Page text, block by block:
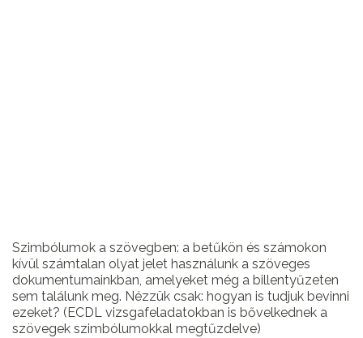
Szimbólumok a szövegben: a betűkön és számokon
kívül számtalan olyat jelet használunk a szöveges
dokumentumainkban, amelyeket még a billentyűzeten
sem találunk meg. Nézzük csak: hogyan is tudjuk bevinni
ezeket? (ECDL vizsgafeladatokban is bővelkednek a
szövegek szimbólumokkal megtűzdelve)